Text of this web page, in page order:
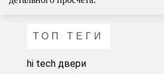
ТОП ТЕГИ
hi tech двери